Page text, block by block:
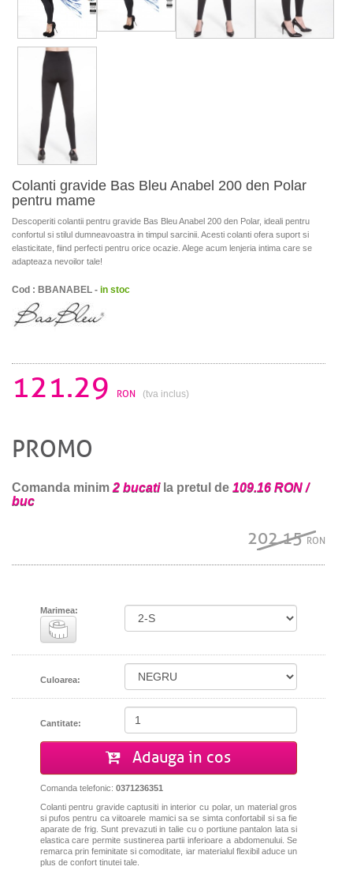
Colanti gravide Bas Bleu Anabel 200 den Polar
pentru mame
Descoperiti colantii pentru gravide Bas Bleu Anabel 200 den Polar, ideali pentru
confortul si stilul dumneavoastra in timpul sarcinii. Acesti colanti ofera suport si
elasticitate, fiind perfecti pentru orice ocazie. Alege acum lenjeria intima care se
adapteaza nevoilor tale!
Cod : BBANABEL - in stoc
121.29 RON (tva inclus)
PROMO
Comanda minim 2 bucatila pretul de 109.16 RON /
buc
202.15RON
Marimea:
Culoarea:
Cantitate:
Adauga in cos
Comanda telefonic: 0371236351
Colanti pentru gravide captusiti in interior cu polar, un material gros
si pufos pentru ca viitoarele mamici sa se simta confortabil si sa fie
aparate de frig. Sunt prevazuti in talie cu o portiune pantalon lata si
elastica care permite sustinerea partii inferioare a abdomenului. Se
remarca prin feminitate si comoditate, iar materialul flexibil aduce un
plus de confort tinutei tale.